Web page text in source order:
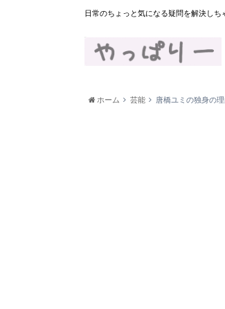
日常のちょっと気になる疑問を解決しち
ホーム 芸能 唐橋ユミの独身の